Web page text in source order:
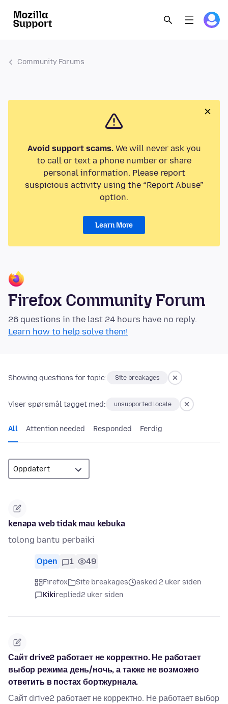
Community Forums
Avoid support scams.We will never ask you
to call or text a phone number or share
personal information. Please report
suspicious activity using the “Report Abuse”
option.
Learn More
Firefox Community Forum
26 questions in the last 24 hours have no reply.
Learn how to help solve them!
Showing questions for topic: Site breakages
Viser spørsmål tagget med: unsupported locale
All Attention needed Responded Ferdig
kenapa web tidak mau kebuka
tolong bantu perbaiki
Open 1 49
Firefox Site breakages
asked 2 uker siden
Kikireplied2 uker siden
Сайт drive2 работает не корректно. Не работает
выбор режима день/ночь, а также не возможно
ответить в постах бортжурнала.
Сайт drive2 работает не корректно. Не работает выбор